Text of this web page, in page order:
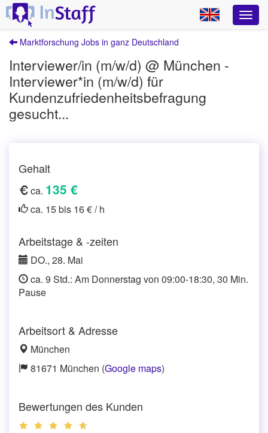
Marktforschung Jobs in ganz Deutschland
Interviewer/in (m/w/d) @ München -
Interviewer*in (m/w/d) für
Kundenzufriedenheitsbefragung
gesucht...
Gehalt
ca. 135 €
ca. 15 bis 16 € / h
Arbeitstage & -zeiten
DO., 28. Mai
ca. 9 Std.: Am Donnerstag von 09:00-18:30, 30 Min.
Pause
Arbeitsort & Adresse
München
81671 München (Google maps)
Bewertungen des Kunden